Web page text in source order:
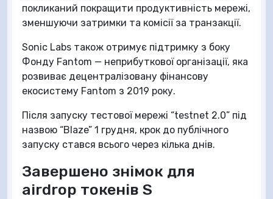
покликаний покращити продуктивність мережі,
зменшуючи затримки та комісії за транзакції.
Sonic Labs також отримує підтримку з боку
Фонду Fantom — неприбуткової організації, яка
розвиває децентралізовану фінансову
екосистему Fantom з 2019 року.
Після запуску тестової мережі “testnet 2.0” під
назвою “Blaze” 1 грудня, крок до публічного
запуску стався всього через кілька днів.
Завершено знімок для
airdrop токенів S